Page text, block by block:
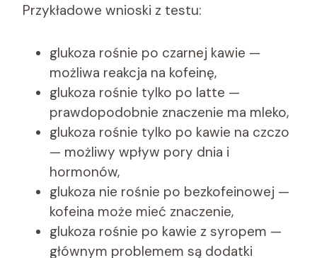
Przykładowe wnioski z testu:
glukoza rośnie po czarnej kawie —
możliwa reakcja na kofeinę,
glukoza rośnie tylko po latte —
prawdopodobnie znaczenie ma mleko,
glukoza rośnie tylko po kawie na czczo
— możliwy wpływ pory dnia i
hormonów,
glukoza nie rośnie po bezkofeinowej —
kofeina może mieć znaczenie,
glukoza rośnie po kawie z syropem —
głównym problemem są dodatki